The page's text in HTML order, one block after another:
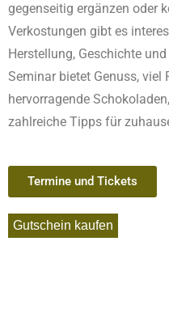
gegenseitig ergänzen oder
Verkostungen gibt es
Herstellung, Geschichte
Seminar bietet Genuss, viel
hervorragende
zahlreiche Tipps für
Termine und Tickets
Gutschein kaufen